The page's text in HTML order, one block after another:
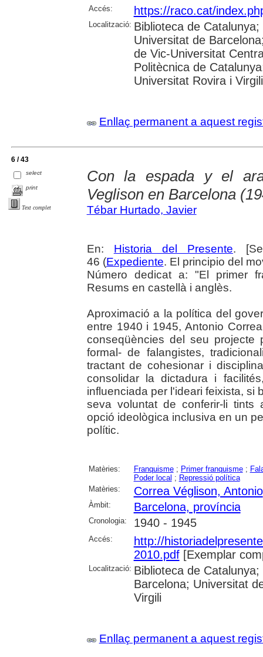
Accés: https://raco.cat/
Localització: Biblioteca de
Universitat de
de Vic-Universitat
Politècnica de
Universitat Rovira i
Enllaç permanent a aquest
6 / 43
select
print
Text complet
Con la espada y el
Veglison en Barcelona
Tébar Hurtado, Javier
En: Historia del Presente.
46 (Expediente. El principio del
Número dedicat a: "El primer
Resums en castellà i anglès.
Aproximació a la política del
entre 1940 i 1945, Antonio
conseqüències del seu projecte
formal- de falangistes,
tractant de cohesionar i
consolidar la dictadura i
influenciada per l'ideari feixista, si
seva voluntat de conferir-li tints
opció ideològica inclusiva en un
polític.
Matèries: Franquisme; Primer franquisme;
Poder local ; Repressió política
Matèries:
Correa Véglison, Antonio
Àmbit: Barcelona, província
Cronologia: 1940 - 1945
Accés:
http://
2010.pdf[Exemplar
Localització: Biblioteca de
Barcelona; Universitat
Virgili
Enllaç permanent a aquest